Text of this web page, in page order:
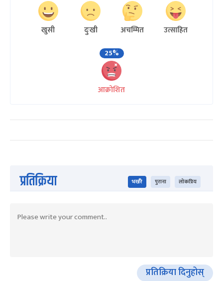
खुसी दुःखी अचम्मित
उत्साहित
25%
आक्रोशित
प्रतिक्रिया भर्खरै पुराना लोकप्रिय
प्रतिक्रिया दिनुहोस्